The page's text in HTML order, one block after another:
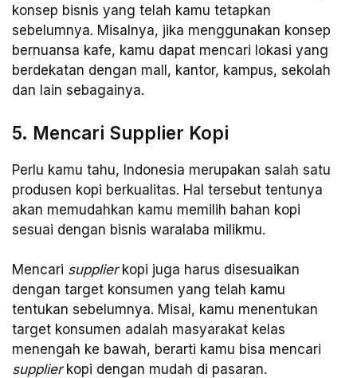
konsep bisnis yang telah kamu tetapkan
sebelumnya. Misalnya, jika menggunakan konsep
bernuansa kafe, kamu dapat mencari lokasi yang
berdekatan dengan mall, kantor, kampus, sekolah
dan lain sebagainya.
5. Mencari Supplier Kopi
Perlu kamu tahu, Indonesia merupakan salah satu
produsen kopi berkualitas. Hal tersebut tentunya
akan memudahkan kamu memilih bahan kopi
sesuai dengan bisnis waralaba milikmu.
Mencari supplierkopi juga harus disesuaikan
dengan target konsumen yang telah kamu
tentukan sebelumnya. Misal, kamu menentukan
target konsumen adalah masyarakat kelas
menengah ke bawah, berarti kamu bisa mencari
supplierkopi dengan mudah di pasaran.